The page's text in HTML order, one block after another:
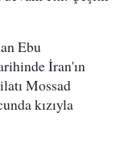
Ebu
İran'ın
Mossad
kızıyla